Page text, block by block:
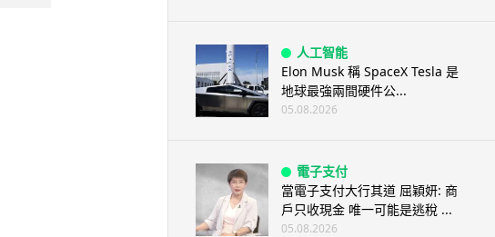
人工智能
Elon Musk 稱 SpaceX Tesla 是
地球最強兩間硬件公...
05.08.2026
電子支付
當電子支付大行其道 屈穎妍: 商
戶只收現金 唯一可能是逃稅 ...
05.08.2026